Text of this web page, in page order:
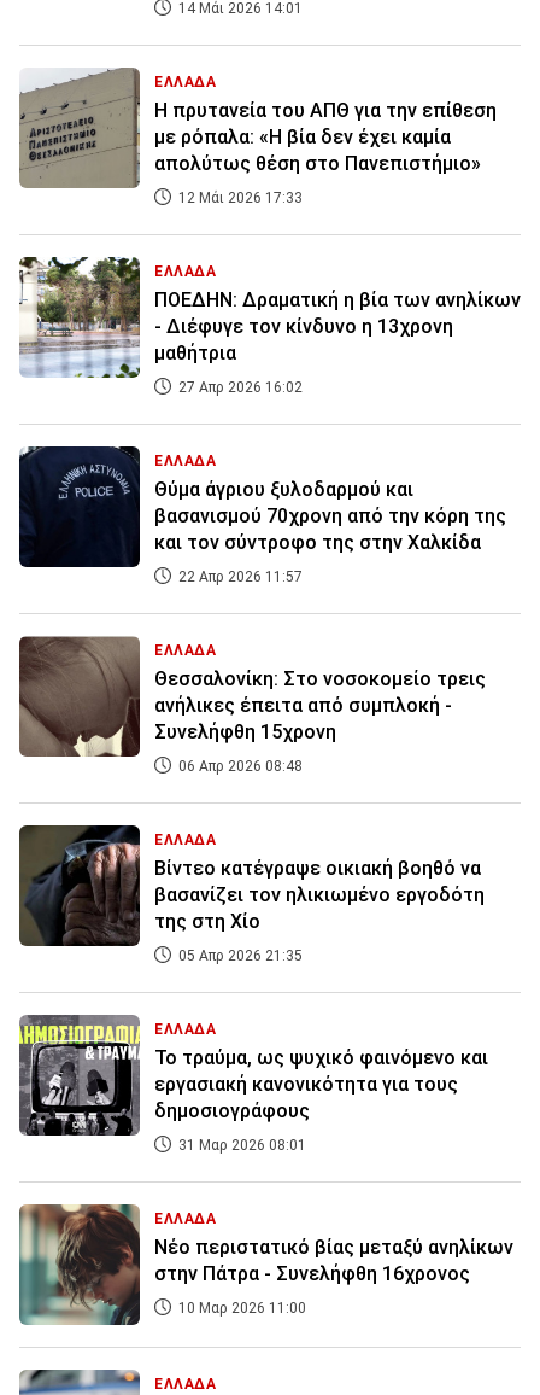
14 Μάι 2026 14:01
ΕΛΛΑΔΑ
Η πρυτανεία του ΑΠΘ για την επίθεση
με ρόπαλα: «Η βία δεν έχει καμία
απολύτως θέση στο Πανεπιστήμιο»
12 Μάι 2026 17:33
ΕΛΛΑΔΑ
ΠΟΕΔΗΝ: Δραματική η βία των ανηλίκων
- Διέφυγε τον κίνδυνο η 13χρονη
μαθήτρια
27 Απρ 2026 16:02
ΕΛΛΑΔΑ
Θύμα άγριου ξυλοδαρμού και
βασανισμού 70χρονη από την κόρη της
και τον σύντροφο της στην Χαλκίδα
22 Απρ 2026 11:57
ΕΛΛΑΔΑ
Θεσσαλονίκη: Στο νοσοκομείο τρεις
ανήλικες έπειτα από συμπλοκή -
Συνελήφθη 15χρονη
06 Απρ 2026 08:48
ΕΛΛΑΔΑ
Βίντεο κατέγραψε οικιακή βοηθό να
βασανίζει τον ηλικιωμένο εργοδότη
της στη Χίο
05 Απρ 2026 21:35
ΕΛΛΑΔΑ
Το τραύμα, ως ψυχικό φαινόμενο και
εργασιακή κανονικότητα για τους
δημοσιογράφους
31 Μαρ 2026 08:01
ΕΛΛΑΔΑ
Νέο περιστατικό βίας μεταξύ ανηλίκων
στην Πάτρα - Συνελήφθη 16χρονος
10 Μαρ 2026 11:00
ΕΛΛΑΔΑ